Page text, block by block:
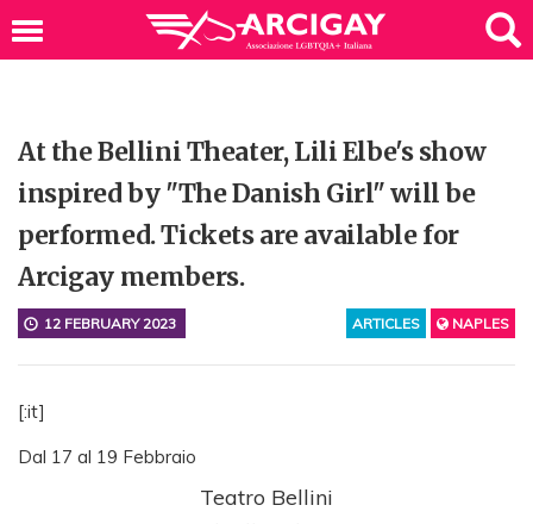
At the Bellini Theater, Lili Elbe's show
inspired by "The Danish Girl" will be
performed. Tickets are available for
Arcigay members.
ARTICLES NAPLES
12 FEBRUARY 2023
[:it]
Dal 17 al 19 Febbraio
Teatro Bellini